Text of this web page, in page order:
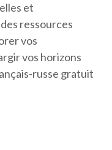
et
ressources
vos
vos horizons
russe gratuit